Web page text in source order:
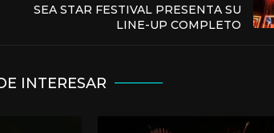
SEA STAR FESTIVAL PRESENTA SU
LINE-UP COMPLETO
INTERESAR